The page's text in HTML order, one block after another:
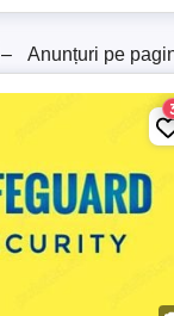
– Anunțuri pe